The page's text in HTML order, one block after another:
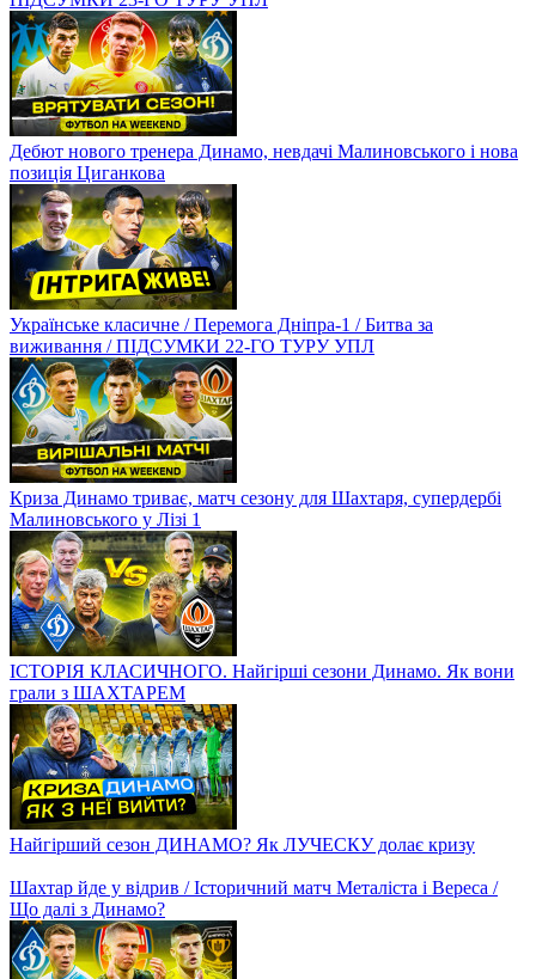
Дебют нового тренера Динамо, невдачі Малиновського і нова
позиція Циганкова
Українське класичне / Перемога Дніпра-1 / Битва за
виживання / ПІДСУМКИ 22-ГО ТУРУ УПЛ
Криза Динамо триває, матч сезону для Шахтаря, супердербі
Малиновського у Лізі 1
ІСТОРІЯ КЛАСИЧНОГО. Найгірші сезони Динамо. Як вони
грали з ШАХТАРЕМ
Найгірший сезон ДИНАМО? Як ЛУЧЕСКУ долає кризу